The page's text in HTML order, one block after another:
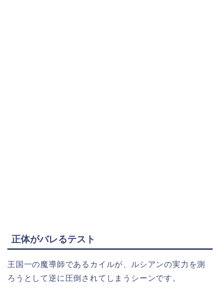
正体がバレるテスト
王国一の魔導師であるカイルが、ルシアンの実力を測
ろうとして逆に圧倒されてしまうシーンです。